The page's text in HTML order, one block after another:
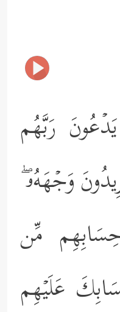
رَبَّهُم
وَجۡهَهُۥ
مِّن
عَلَیۡهِم